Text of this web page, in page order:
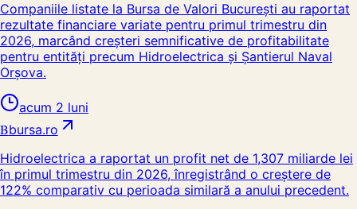
Companiile listate la Bursa de Valori București au raportat
rezultate financiare variate pentru primul trimestru din
2026, marcând creșteri semnificative de profitabilitate
pentru entități precum Hidroelectrica și Șantierul Naval
Orșova.
acum 2 luni
Bbursa.ro
Hidroelectrica a raportat un profit net de 1,307 miliarde lei
în primul trimestru din 2026, înregistrând o creștere de
122% comparativ cu perioada similară a anului precedent.